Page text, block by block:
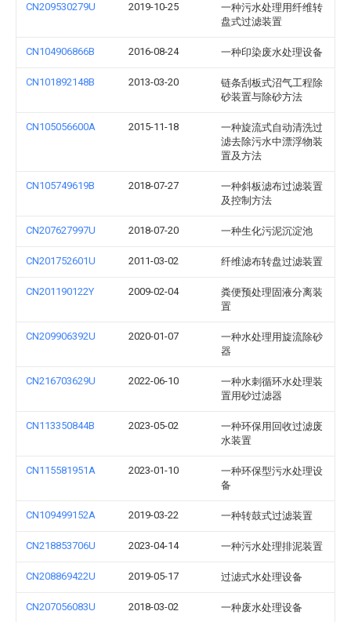
CN209530279U 2019-10-25
一种污水处理用纤维转
盘式过滤装置
CN104906866B 2016-08-24 一种印染废水处理设备
CN101892148B 2013-03-20
链条刮板式沼气工程除
砂装置与除砂方法
CN105056600A 2015-11-18
一种旋流式自动清洗过
滤去除污水中漂浮物装
置及方法
CN105749619B 2018-07-27
一种斜板滤布过滤装置
及控制方法
CN207627997U 2018-07-20 一种生化污泥沉淀池
CN201752601U 2011-03-02 纤维滤布转盘过滤装置
CN201190122Y 2009-02-04
粪便预处理固液分离装
置
CN209906392U 2020-01-07
一种水处理用旋流除砂
器
CN216703629U 2022-06-10
一种水刺循环水处理装
置用砂过滤器
CN113350844B 2023-05-02
一种环保用回收过滤废
水装置
CN115581951A 2023-01-10
一种环保型污水处理设
备
CN109499152A 2019-03-22 一种转鼓式过滤装置
CN218853706U 2023-04-14 一种污水处理排泥装置
CN208869422U 2019-05-17 过滤式水处理设备
CN207056083U 2018-03-02 一种废水处理设备